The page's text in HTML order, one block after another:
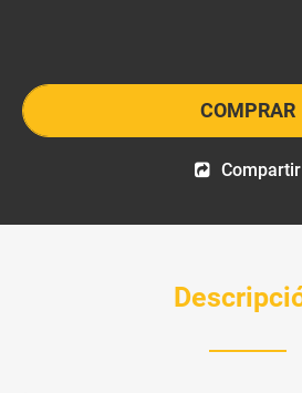
COMPRAR
Compartir